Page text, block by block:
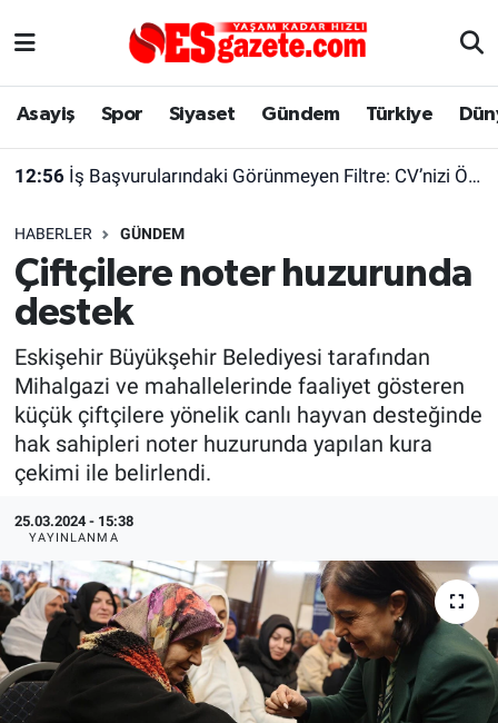
Asayiş Spor Siyaset Gündem Türkiye
12:56 İş Başvurularındaki Görünmeyen Filtre: CV’nizi Önce Bir Yazılım Okuyor
HABERLER GÜNDEM
Çiftçilere noter huzurunda
destek
Eskişehir Büyükşehir Belediyesi tarafından
Mihalgazi ve mahallelerinde faaliyet gösteren
küçük çiftçilere yönelik canlı hayvan desteğinde
hak sahipleri noter huzurunda yapılan kura
çekimi ile belirlendi.
25.03.2024 - 15:38
YAYINLANMA
Asayiş
Gündem
Türkiye
Dünya
Sağlık
Alış-Veriş/İş dünyası
Yaşam
Eskişehirspor Arşivi
Eskişehir Arşivi
Röportaj
Ekonomi
Kültür Sanat
Politika
Bilecik
Kütahya
Eskişehir Nöbetçi Eczaneler
Süper Lig Puan Durumu ve Fikstür
Tüm Manşetler
Son Dakika Haberleri
Haber Arşivi